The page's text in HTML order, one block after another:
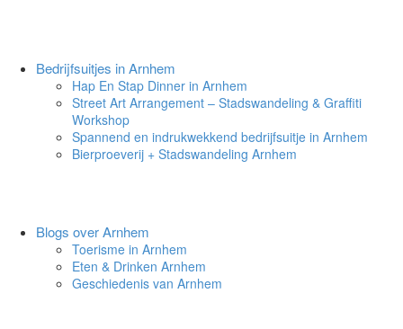
Bedrijfsuitjes in Arnhem
Hap En Stap Dinner in Arnhem
Street Art Arrangement – Stadswandeling & Graffiti
Workshop
Spannend en indrukwekkend bedrijfsuitje in Arnhem
Bierproeverij + Stadswandeling Arnhem
Blogs over Arnhem
Toerisme in Arnhem
Eten & Drinken Arnhem
Geschiedenis van Arnhem